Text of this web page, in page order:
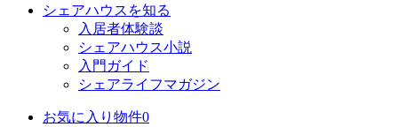
シェアハウスを知る
入居者体験談
シェアハウス小説
入門ガイド
シェアライフマガジン
お気に入り物件0